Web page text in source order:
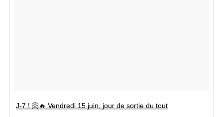
J-7 ! 📀🔥 Vendredi 15 juin, jour de sortie du tout